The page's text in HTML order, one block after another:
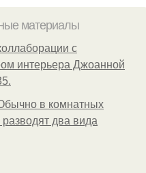
материалы
с
интерьера Джоанной
в комнатных
два вида